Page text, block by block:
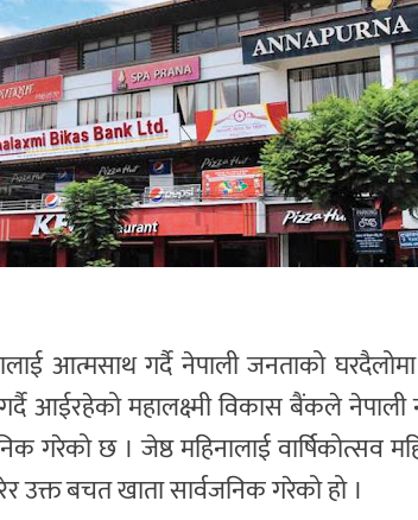
आत्मसाथ गर्दै नेपाली जनताको
आईरहेको महालक्ष्मी विकास बैंकले नेपाली
गरेको छ । जेष्ठ महिनालाई वार्षिकोत्सव
बचत खाता सार्वजनिक गरेको हो ।